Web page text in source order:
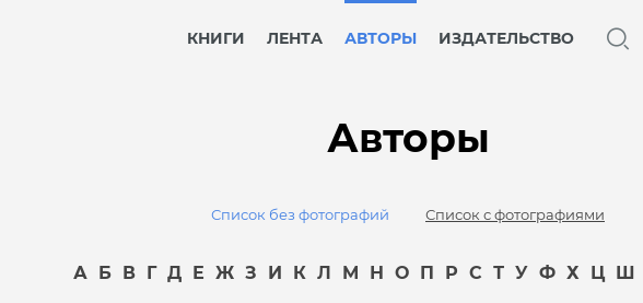
КНИГИ ЛЕНТА АВТОРЫ ИЗДАТЕЛЬСТВО
Авторы
Список без фотографий Список с фотографиями
А Б В Г Д Е Ж З И К Л М Н О П Р С Т У Ф Х Ц Ш